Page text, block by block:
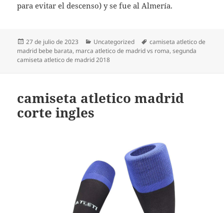
para evitar el descenso) y se fue al Almería.
Publicado
el
27 de julio de 2023 Categorías
Uncategorized Etiquetas
camiseta atletico de
madrid bebe barata, marca atletico de madrid vs roma,segunda
camiseta atletico de madrid 2018
camiseta atletico madrid
corte ingles